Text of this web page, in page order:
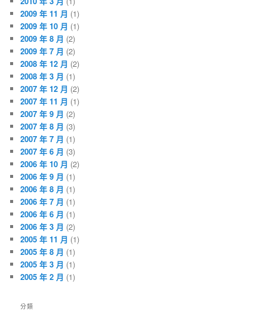
2009 年 11 月 (1)
2009 年 10 月 (1)
2009 年 8 月 (2)
2009 年 7 月 (2)
2008 年 12 月 (2)
2008 年 3 月 (1)
2007 年 12 月 (2)
2007 年 11 月 (1)
2007 年 9 月 (2)
2007 年 8 月 (3)
2007 年 7 月 (1)
2007 年 6 月 (3)
2006 年 10 月 (2)
2006 年 9 月 (1)
2006 年 8 月 (1)
2006 年 7 月 (1)
2006 年 6 月 (1)
2006 年 3 月 (2)
2005 年 11 月 (1)
2005 年 8 月 (1)
2005 年 3 月 (1)
2005 年 2 月 (1)
分類